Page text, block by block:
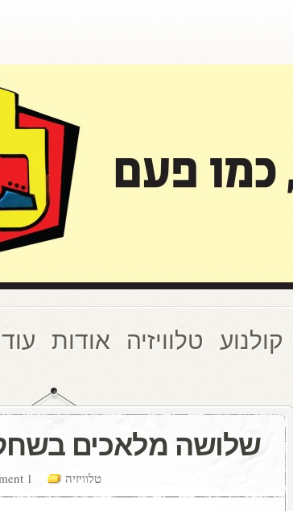
קולנוע טלוויזיה אודות
שלושה מלאכים
1 comment טלוויזיה